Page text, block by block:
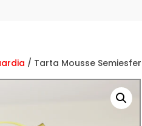
/ Tarta Mousse